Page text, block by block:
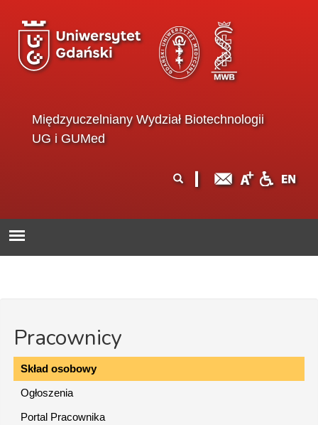
Międzyuczelniany Wydział Biotechnologii
UG i GUMed
wyszukiwania
Pracownicy
Skład osobowy
Ogłoszenia
Portal Pracownika